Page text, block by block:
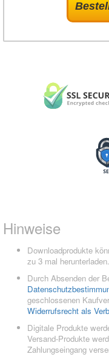
Hinweise
Downloadprodukte
zu 3 mal herunterladen.
Durch Absenden der
geschlossenen
Widerrufsrecht als
Digitale Produkte
Versand-Produkte
Zahlungseingang